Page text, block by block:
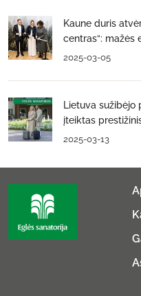
Kaune duris
centras“: mažės
2025-03-05
Lietuva sužibėjo
įteiktas
2025-03-13